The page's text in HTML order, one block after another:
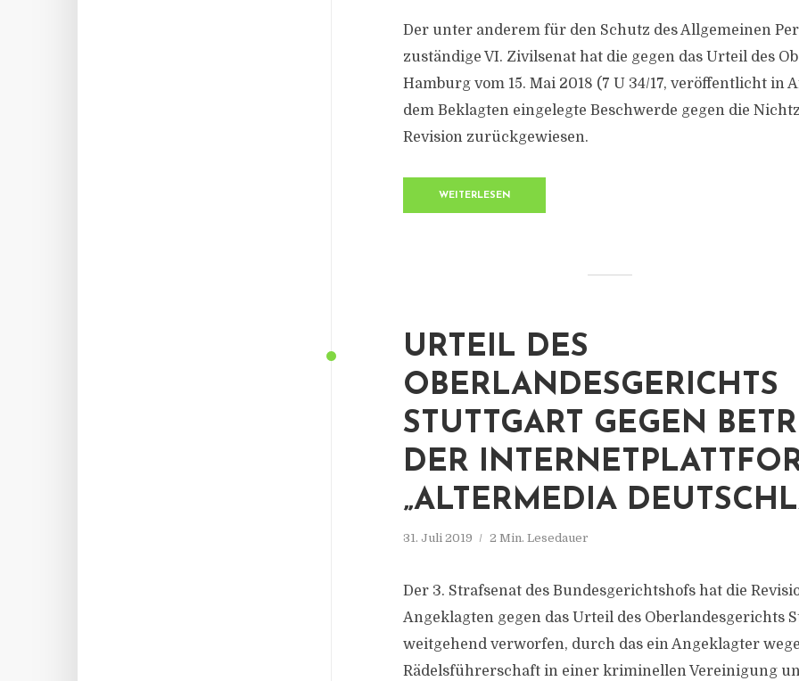
Der unter anderem für den Schutz des Allgemeinen
zuständige VI. Zivilsenat hat die gegen das Urteil des
Hamburg vom 15. Mai 2018 (7 U 34/17, veröffentlicht in
dem Beklagten eingelegte Beschwerde gegen die
Revision zurückgewiesen.
WEITERLESEN
URTEIL DES
OBERLANDESGERICHTS
STUTTGART GEGEN
DER
„ALTERMEDIA
31. Juli 2019 2 Min. Lesedauer
Der 3. Strafsenat des Bundesgerichtshofs hat die
Angeklagten gegen das Urteil des Oberlandesgerichts
weitgehend verworfen, durch das ein Angeklagter
Rädelsführerschaft in einer kriminellen Vereinigung